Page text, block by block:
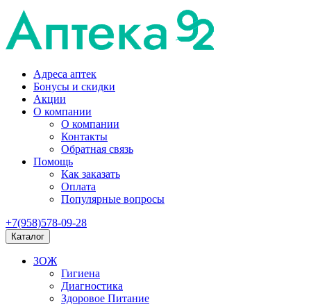
Адреса аптек
Бонусы и скидки
Акции
О компании
О компании
Контакты
Обратная связь
Помощь
Как заказать
Оплата
Популярные вопросы
+7(958)578-09-28
Каталог
ЗОЖ
Гигиена
Диагностика
Здоровое Питание